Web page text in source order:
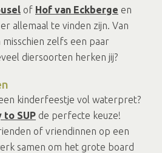
of Hof van Eckberge en
allemaal te vinden zijn. Van
zelfs een paar
diersoorten herken jij?
kinderfeestje vol waterpret?
to SUP de perfecte keuze!
of vriendinnen op een
samen om het grote board